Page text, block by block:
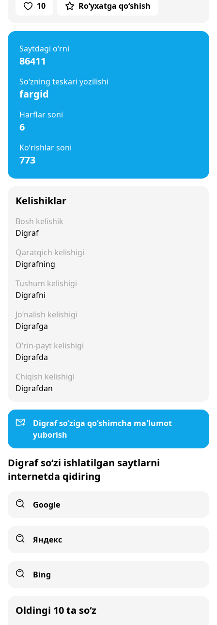
10 Ro‘yxatga qo‘shish
Saytdagi o‘rni
86411
So‘zning teskari yozilishi
fargid
Harflar soni
6
Ko‘rishlar soni
773
Kelishiklar
Bosh kelishik
Digraf
Qaratqich kelishigi
Digrafning
Tushum kelishigi
Digrafni
Jo‘nalish kelishigi
Digrafga
O‘rin-payt kelishigi
Digrafda
Chiqish kelishigi
Digrafdan
Digraf so‘ziga qo‘shimcha ma'lumot
yuborish
Digraf so‘zi ishlatilgan saytlarni
internetda qidiring
Google
Яндекс
Bing
Oldingi 10 ta so‘z